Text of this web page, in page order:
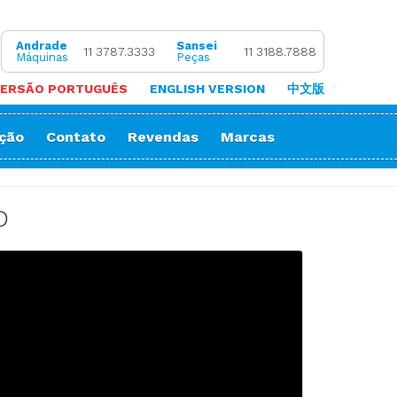
Contato Revendas Marcas
PORTUGUÊS ENGLISH VERSION 中文版
Andrade
Máquinas
11 3787.3333
Sansei
Peças
11 3188.7888